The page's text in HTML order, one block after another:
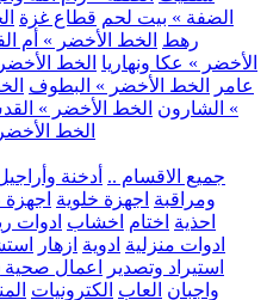
الضفة » بيت لحم قطاع غزة
رهط الخط الأخضر » أم
الأخضر » عكا ونهاريا الخط
عامر
الخط الأخضر » البطوف
» الشارون الخط الأخضر »
الخط
.. جميع الاقسام .. أدخنة
ومراقبة اجهزة خلوية
احذية اختام اخشاب ادوات
ادوات منزلية ادوية ازهار
استيراد وتصدير
اعمال صحية
واجبان العاب الكترونيات